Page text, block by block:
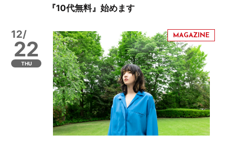
『10代無料』始めます
12/
22
THU